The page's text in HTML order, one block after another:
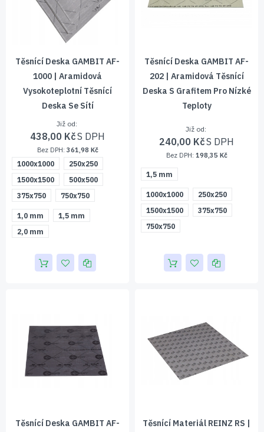
Těsnící Deska GAMBIT AF-
1000 | Aramidová
Vysokoteplotní Těsnící
Deska Se Sítí
Již od
438,00 Kč
361,98 Kč
1000x1000
250x250
1500x1500
500x500
375x750
750x750
1,0 mm
1,5 mm
2,0 mm
Těsnící Deska GAMBIT AF-
202 | Aramidová Těsnící
Deska S Grafitem Pro Nízké
Teploty
Již od
240,00 Kč
198,35 Kč
1,5 mm
1000x1000
250x250
1500x1500
375x750
750x750
Těsnící Deska GAMBIT AF-
Těsnící Materiál REINZ RS |